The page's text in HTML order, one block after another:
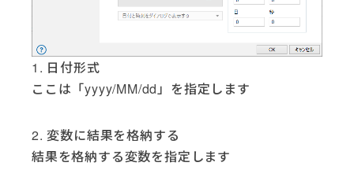
1. 日付形式
ここは「yyyy/MM/dd」を指定します
2. 変数に結果を格納する
結果を格納する変数を指定します